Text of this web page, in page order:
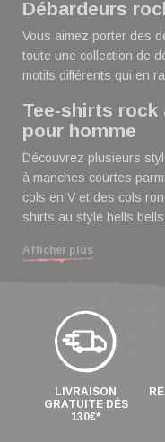
Débardeurs
Vous aimez porter des
toute une collection de
motifs différents qui en
Tee-shirts rock
pour homme
Découvrez plusieurs
à manches courtes
cols en V et des cols
shirts au style hells
Tee-shirts rock
nos tee-shirts à
recherchiez un
ou bien un tee-
trouverez votre
Polos rock
Afficher plus
LIVRAISON
GRATUITE DÈS
130€*